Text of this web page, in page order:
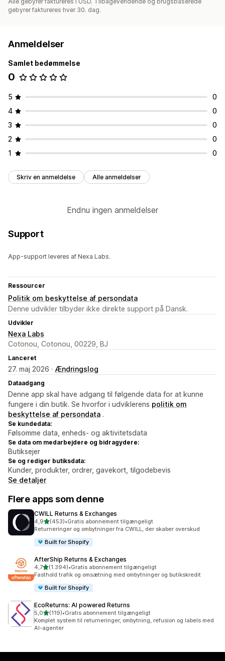
gebyrer faktureres hver 30. dag.
Anmeldelser
Samlet bedømmelse
0
5
0
4
0
3
0
2
0
1
0
Skriv en anmeldelse Alle anmeldelser
Endnu ingen anmeldelser
Support
App-support leveres af Nexa Labs.
Ressourcer
Politik om beskyttelse af persondata
Denne udvikler tilbyder ikke direkte support på Dansk.
Udvikler
Nexa Labs
Cotonou, Cotonou, 00229, BJ
Lanceret
27. maj 2026 · Ændringslog
Dataadgang
Denne app skal have adgang til følgende data for at kunne
fungere i din butik. Se hvorfor i udviklerens politik om
beskyttelse af persondata .
Se kundedata:
Følsomme data, enheds- og aktivitetsdata
Se data om medarbejdere og bidragydere:
Butiksejer
Se og rediger butiksdata:
Kunder, produkter, ordrer, gavekort, tilgodebevis
Se detaljer
Flere apps som denne
CWILL Returns & Exchanges
4,9ud af 5 stjerner
(453)
453 anmeldelser i alt
•Gratis abonnement tilgængeligt
Returneringer og ombytninger fra CWILL, der skaber overskud
Built for Shopify
AfterShip Returns & Exchanges
4,7ud af 5 stjerner
(1.394)
1394 anmeldelser i alt
•Gratis abonnement tilgængeligt
Fasthold trafik og omsætning med ombytninger og butikskredit
Built for Shopify
EcoReturns: AI powered Returns
5,0ud af 5 stjerner
(119)
119 anmeldelser i alt
•Gratis abonnement tilgængeligt
Komplet system til returneringer, ombytning, refusion og labels med
AI-agenter